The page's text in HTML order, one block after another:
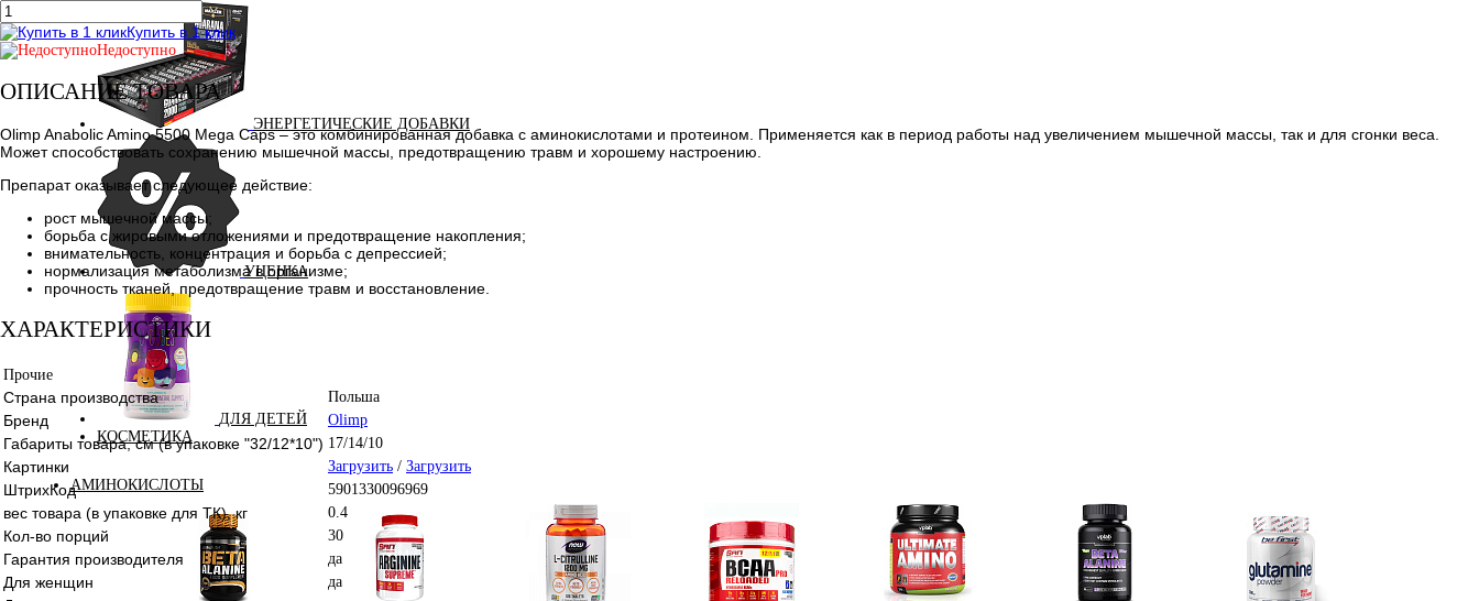
ЭНЕРГЕТИЧЕСКИЕ ДОБАВКИ
УЦЕНКА
ДЛЯ ДЕТЕЙ
КОСМЕТИКА
АМИНОКИСЛОТЫ
Купить в 1 клик
Недоступно
ОПИСАНИЕ ТОВАРА
Olimp Anabolic Amino 5500 Mega Caps – это комбинированная добавка с аминокислотами и протеином. Применяется как в период работы над увеличением мышечной массы, так и для сгонки веса.
Может способствовать сохранению мышечной массы, предотвращению травм и хорошему настроению.
Препарат оказывает следующее действие:
рост мышечной массы;
борьба с жировыми отложениями и предотвращение накопления;
внимательность, концентрация и борьба с депрессией;
нормализация метаболизма в организме;
прочность тканей, предотвращение травм и восстановление.
ХАРАКТЕРИСТИКИ
Прочие
Страна производства Польша
Бренд Olimp
Габариты товара, см (в упаковке "32/12*10") 17/14/10
Картинки Загрузить / Загрузить
ШтрихКод 5901330096969
вес товара (в упаковке для ТК), кг 0.4
Кол-во порций 30
Гарантия производителя да
Для женщин да